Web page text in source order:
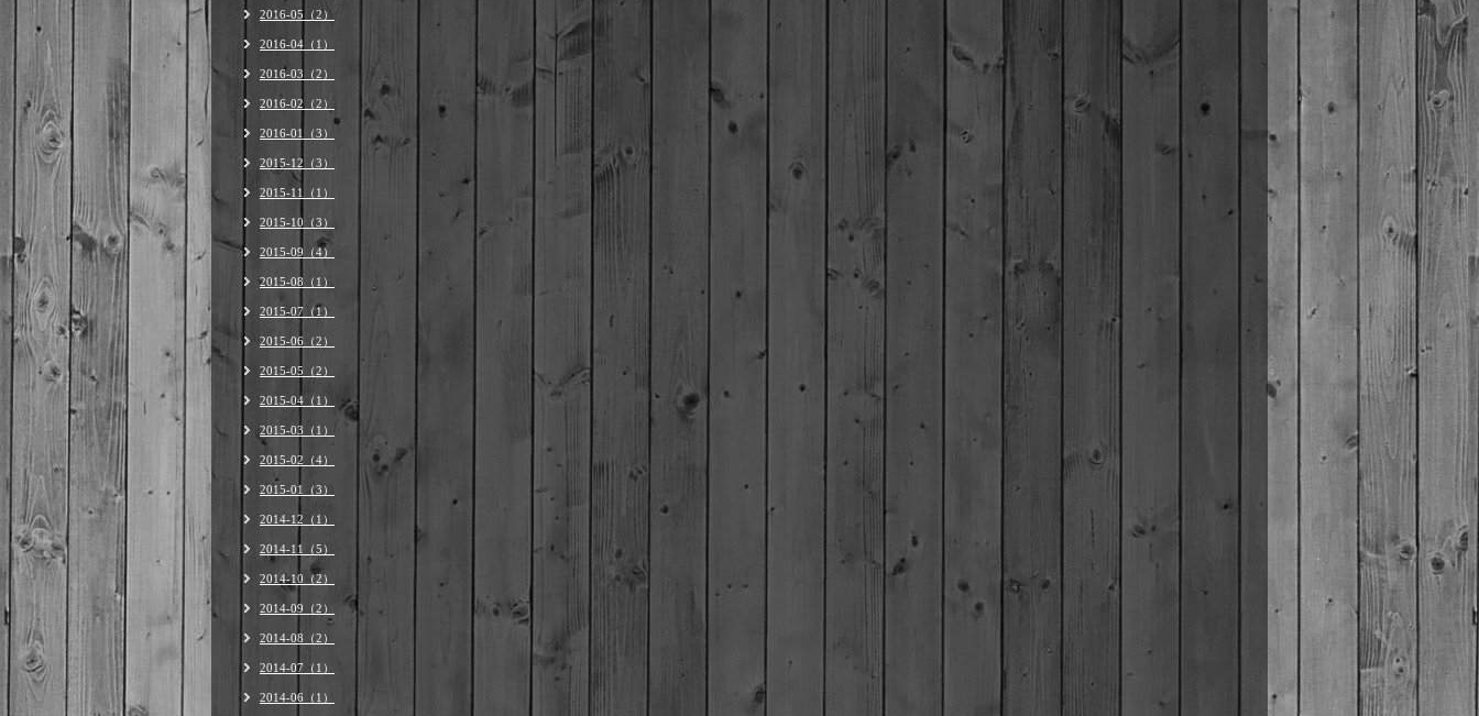
2016-05（2）
2016-04（1）
2016-03（2）
2016-02（2）
2016-01（3）
2015-12（3）
2015-11（1）
2015-10（3）
2015-09（4）
2015-08（1）
2015-07（1）
2015-06（2）
2015-05（2）
2015-04（1）
2015-03（1）
2015-02（4）
2015-01（3）
2014-12（1）
2014-11（5）
2014-10（2）
2014-09（2）
2014-08（2）
2014-07（1）
2014-06（1）